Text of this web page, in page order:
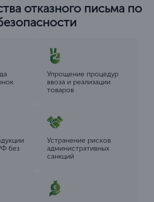
отказного письма по
Упрощение процедур
ввоза и реализации
товаров
без
Устранение рисков
административных
санкций